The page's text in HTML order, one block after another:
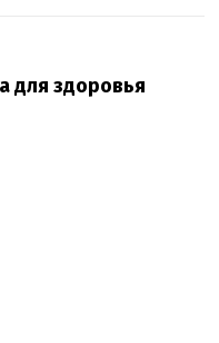
для здоровья